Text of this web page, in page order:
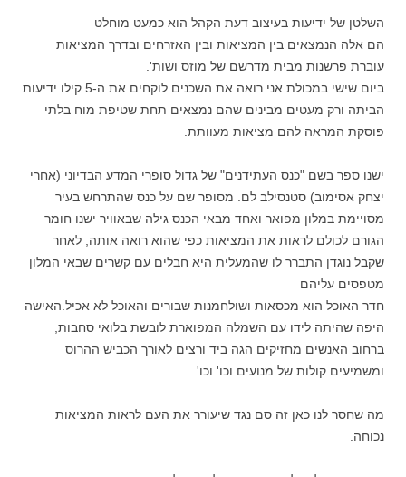
השלטן של ידיעות בעיצוב דעת הקהל הוא כמעט מוחלט
הם אלה הנמצאים בין המציאות ובין האזרחים ובדרך המציאות
עוברת פרשנות מבית מדרשם של מוזס ושות'.
ביום שישי במכולת אני רואה את השכנים לוקחים את ה-5 קילו ידיעות
הביתה ורק מעטים מבינים שהם נמצאים תחת שטיפת מוח בלתי
פוסקת המראה להם מציאות מעוותת.
ישנו ספר בשם "כנס העתידנים" של גדול סופרי המדע הבדיוני (אחרי
יצחק אסימוב) סטנסילב לם. מסופר שם על כנס שהתרחש בעיר
מסויימת במלון מפואר ואחד מבאי הכנס גילה שבאוויר ישנו חומר
הגורם לכולם לראות את המציאות כפי שהוא רואה אותה, לאחר
שקבל נוגדן התברר לו שהמעלית היא חבלים עם קשרים שבאי המלון
מטפסים עליהם
חדר האוכל הוא מכסאות ושולחמנות שבורים והאוכל לא אכיל.האישה
היפה שהיתה לידו עם השמלה המפוארת לובשת בלואי סחבות,
ברחוב האנשים מחזיקים הגה ביד ורצים לאורך הכביש ההרוס
ומשמיעים קולות של מנועים וכו' וכו'
מה שחסר לנו כאן זה סם נגד שיעורר את העם לראות המציאות
נכוחה.